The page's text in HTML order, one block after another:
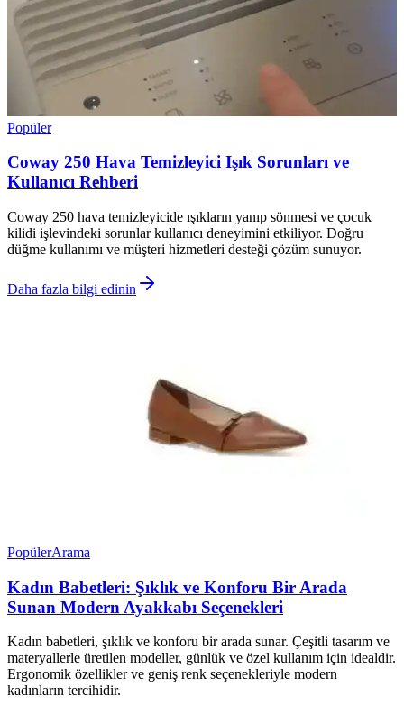
Popüler
Coway 250 Hava Temizleyici Işık Sorunları ve
Kullanıcı Rehberi
Coway 250 hava temizleyicide ışıkların yanıp sönmesi ve çocuk
kilidi işlevindeki sorunlar kullanıcı deneyimini etkiliyor. Doğru
düğme kullanımı ve müşteri hizmetleri desteği çözüm sunuyor.
Daha fazla bilgi edinin
PopülerArama
Kadın Babetleri: Şıklık ve Konforu Bir Arada
Sunan Modern Ayakkabı Seçenekleri
Kadın babetleri, şıklık ve konforu bir arada sunar. Çeşitli tasarım ve
materyallerle üretilen modeller, günlük ve özel kullanım için idealdir.
Ergonomik özellikler ve geniş renk seçenekleriyle modern
kadınların tercihidir.